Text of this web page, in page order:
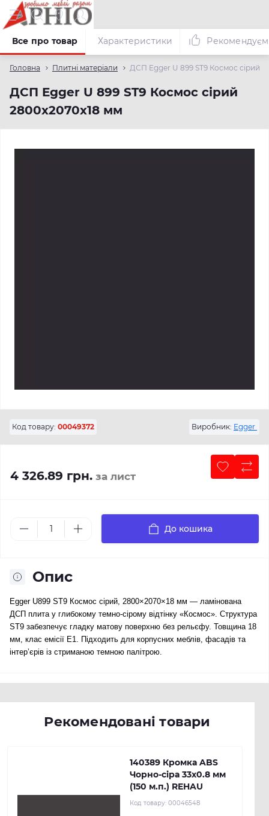
Головна Плитні матеріали ДСП Egger U 899 ST9 Космос сірий
ДСП Egger U 899 ST9 Космос сірий
2800х2070х18 мм
Все про товар Характеристики
Код товару: 00049372 Виробник: Egger
4 326.89 грн. за лист
До кошика
Опис
Egger U899 ST9 Космос сірий, 2800×2070×18 мм — ламінована
ДСП плита у глибокому темно-сірому відтінку «Космос». Структура
ST9 забезпечує гладку матову поверхню без рельєфу. Товщина 18
мм, клас емісії E1. Підходить для корпусних меблів, фасадів та
інтер’єрів із стриманою темною палітрою.
Рекомендовані товари
140389 Кромка ABS
Чорно-сіра 33х0.8 мм
(150 м.п.) REHAU
Код товару: 00046548